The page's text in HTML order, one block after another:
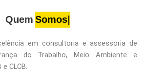
Quem Somos
em consultoria e assessoria de
do Trabalho, Meio Ambiente e
CLCB.